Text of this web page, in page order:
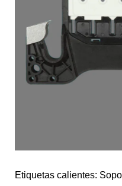
Etiquetas calientes: